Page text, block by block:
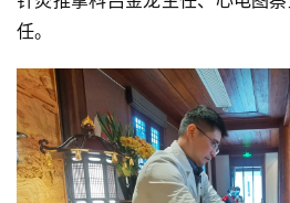
乐
菩
提
专
题
任。